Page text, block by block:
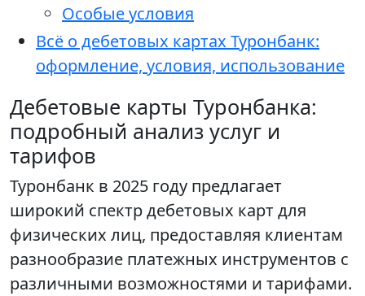
Особые условия
Всё о дебетовых картах Туронбанк:
оформление, условия, использование
Дебетовые карты Туронбанка:
подробный анализ услуг и
тарифов
Туронбанк в 2025 году предлагает
широкий спектр дебетовых карт для
физических лиц, предоставляя клиентам
разнообразие платежных инструментов с
различными возможностями и тарифами.